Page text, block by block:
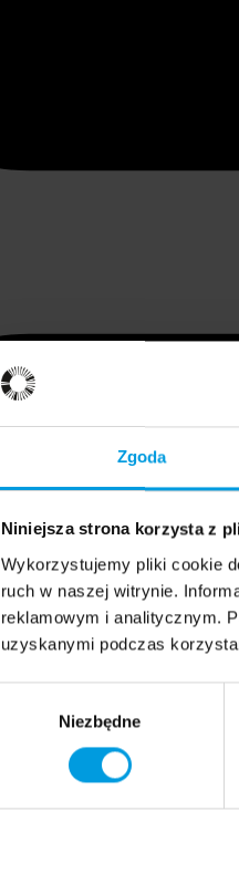
Zgoda
Niniejsza strona korzysta z
Wykorzystujemy pliki cookie
ruch w naszej witrynie.
reklamowym i analitycznym.
uzyskanymi podczas
Niezbędne